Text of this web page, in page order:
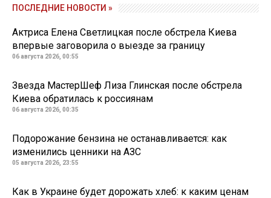
ПОСЛЕДНИЕ НОВОСТИ »
Актриса Елена Светлицкая после обстрела Киева
впервые заговорила о выезде за границу
06 августа 2026, 00:55
Звезда МастерШеф Лиза Глинская после обстрела
Киева обратилась к россиянам
06 августа 2026, 00:35
Подорожание бензина не останавливается: как
изменились ценники на АЗС
05 августа 2026, 23:55
Как в Украине будет дорожать хлеб: к каким ценам